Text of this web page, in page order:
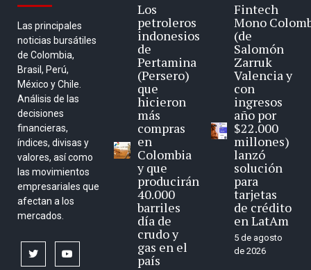
Las principales
noticias bursátiles
de Colombia,
Brasil, Perú,
México y Chile.
Análisis de las
decisiones
financieras,
índices, divisas y
valores, así como
las movimientos
empresariales que
afectan a los
mercados.
twitter
Los
petroleros
indonesios
de
Pertamina
(Persero)
que
hicieron
más
compras
en
Colombia
y que
producirán
40.000
barriles
día de
crudo y
gas en el
país
Fintech
Mono
(de
Salomón
Zarruk
Valencia y
con
ingresos
año por
$22.000
millones)
lanzó
solución
para
tarjetas
de crédito
en LatAm
5 de agosto
de 2026